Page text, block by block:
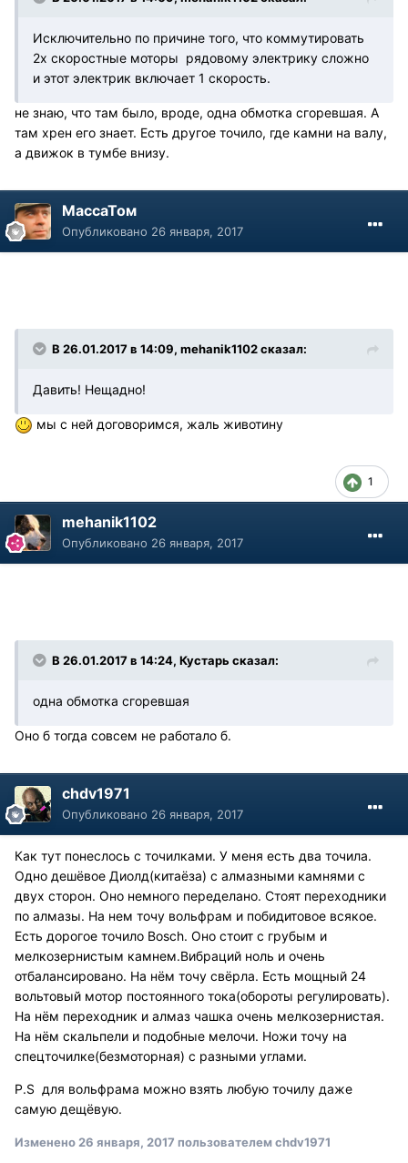
Исключительно по причине того, что коммутировать
2х скоростные моторы рядовому электрику сложно
и этот электрик включает 1 скорость.
не знаю, что там было, вроде, одна обмотка сгоревшая. А
там хрен его знает. Есть другое точило, где камни на валу,
а движок в тумбе внизу.
МассаТом
Опубликовано 26 января, 2017
В 26.01.2017 в 14:09, mehanik1102 сказал:
Давить! Нещадно!
мы с ней договоримся, жаль животину
1
mehanik1102
Опубликовано 26 января, 2017
В 26.01.2017 в 14:24, Кустарь сказал:
одна обмотка сгоревшая
Оно б тогда совсем не работало б.
chdv1971
Опубликовано 26 января, 2017
Как тут понеслось с точилками. У меня есть два точила.
Одно дешёвое Диолд(китаёза) с алмазными камнями с
двух сторон. Оно немного переделано. Стоят переходники
по алмазы. На нем точу вольфрам и побидитовое всякое.
Есть дорогое точило Bosch. Оно стоит с грубым и
мелкозернистым камнем.Вибраций ноль и очень
отбалансировано. На нём точу свёрла. Есть мощный 24
вольтовый мотор постоянного тока(обороты регулировать).
На нём переходник и алмаз чашка очень мелкозернистая.
На нём скальпели и подобные мелочи. Ножи точу на
спецточилке(безмоторная) с разными углами.
P.S для вольфрама можно взять любую точилу даже
самую дещёвую.
Изменено26 января, 2017 пользователем chdv1971